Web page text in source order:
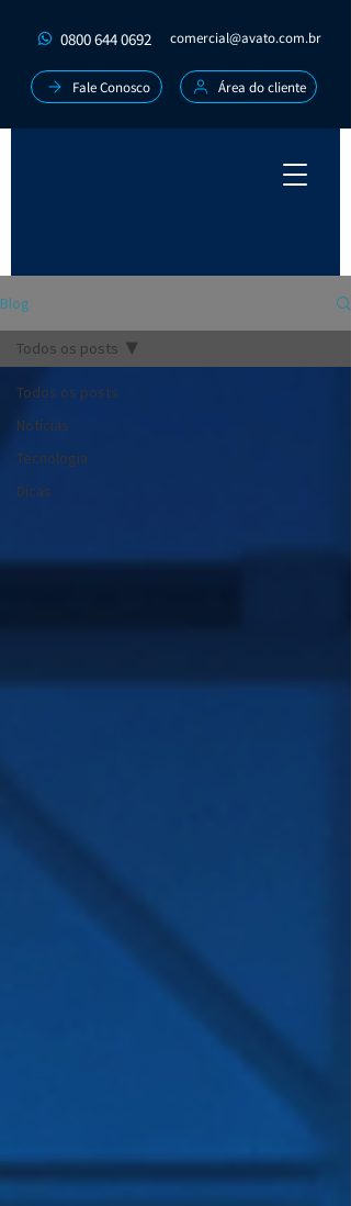
0800 644 0692 comercial@avato.com.br
Fale Conosco Área do cliente
Blog
Todos os posts
Notícias
Tecnologia
Dicas
Todos os posts